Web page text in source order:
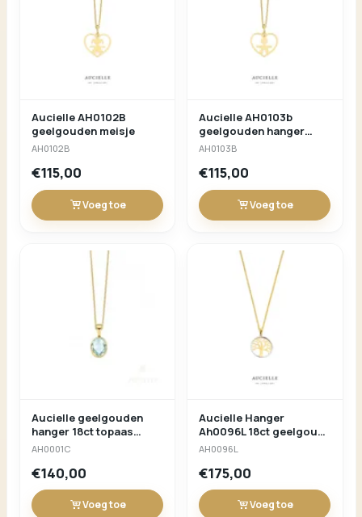
Aucielle AH0102B
geelgouden meisje
AH0102B
€115,00
Voeg toe
Aucielle AH0103b
geelgouden hanger
jongen
AH0103B
€115,00
Voeg toe
Aucielle geelgouden
hanger 18ct topaas
ah0001c
AH0001C
€140,00
Voeg toe
Aucielle Hanger
Ah0096L 18ct geelgoud
levensboom
AH0096L
€175,00
Voeg toe